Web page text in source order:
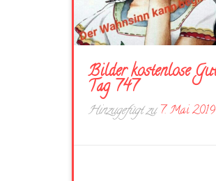
Bilder kostenlose
Tag 747
Hinzugefügt zu7. Mai 2019